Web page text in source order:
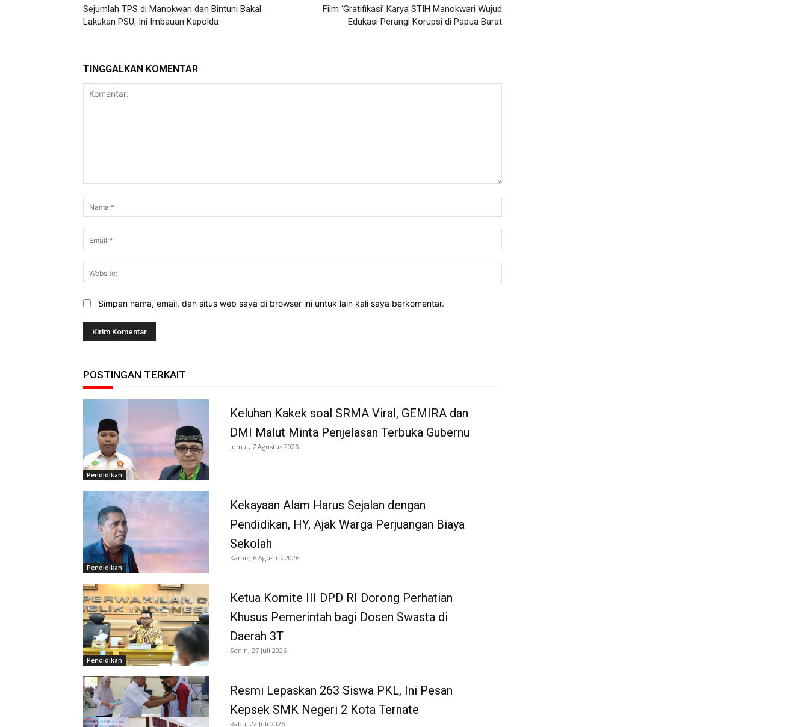
Sejumlah TPS di Manokwari dan Bintuni Bakal
Lakukan PSU, Ini Imbauan Kapolda
Film ‘Gratifikasi’ Karya STIH Manokwari Wujud
Edukasi Perangi Korupsi di Papua Barat
TINGGALKAN KOMENTAR
Simpan nama, email, dan situs web saya di browser ini untuk lain kali saya berkomentar.
POSTINGAN TERKAIT
Pendidikan
Keluhan Kakek soal SRMA Viral, GEMIRA dan
DMI Malut Minta Penjelasan Terbuka Gubernu
Jumat, 7 Agustus 2026
Pendidikan
Kekayaan Alam Harus Sejalan dengan
Pendidikan, HY, Ajak Warga Perjuangan Biaya
Sekolah
Kamis, 6 Agustus 2026
Pendidikan
Ketua Komite III DPD RI Dorong Perhatian
Khusus Pemerintah bagi Dosen Swasta di
Daerah 3T
Senin, 27 Juli 2026
Resmi Lepaskan 263 Siswa PKL, Ini Pesan
Kepsek SMK Negeri 2 Kota Ternate
Rabu, 22 Juli 2026